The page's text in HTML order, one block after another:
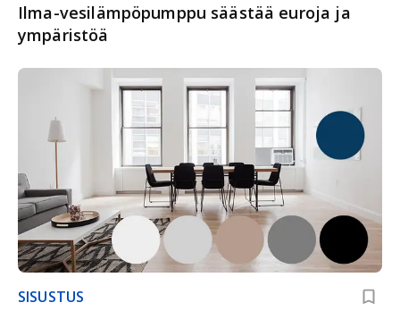
Ilma-vesilämpöpumppu säästää euroja ja
ympäristöä
SISUSTUS